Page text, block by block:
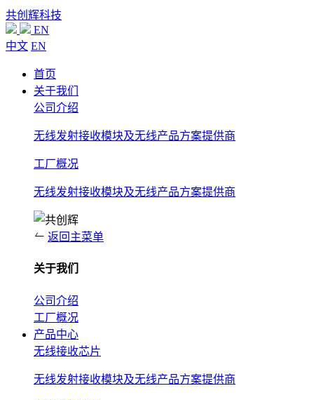
共创辉科技
EN
中文 EN
首页
关于我们
公司介绍
无线发射接收模块及无线产品方案提供商
工厂概况
无线发射接收模块及无线产品方案提供商
返回主菜单
关于我们
公司介绍
工厂概况
产品中心
无线接收芯片
无线发射接收模块及无线产品方案提供商